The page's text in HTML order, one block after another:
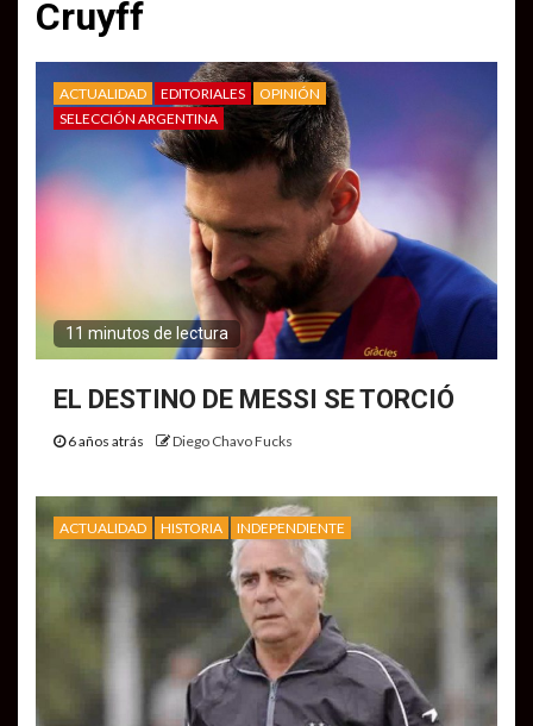
Cruyff
ACTUALIDAD EDITORIALES
OPINIÓN
SELECCIÓN ARGENTINA
11 minutos de lectura
EL DESTINO DE MESSI SE TORCIÓ
6 años atrás Diego Chavo Fucks
ACTUALIDAD HISTORIA INDEPENDIENTE